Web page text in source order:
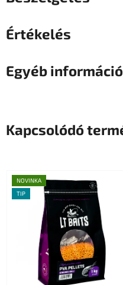
Értékelés
Egyéb
Kapcsolódó
NOVINKA
TIP